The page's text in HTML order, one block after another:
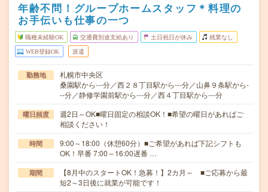
年齢不問！グループホームスタッフ＊料理の
お手伝いも仕事の一つ
職種未経験OK 交通費別途支給あり 土日祝日が休み 残業なし
WEB登録OK 派遣
勤務地
札幌市中央区
桑園駅から---分／西２８丁目駅から---分／山鼻９条駅から-
--分／静修学園前駅から---分／西４丁目駅から---分
曜日頻度
週2日～OK■曜日固定の相談OK！■希望の曜日があればご
相談ください！
時間
9:00～18:00（休憩60分）■ご希望があれば下記シフトも
OK！早番 7:00～16:00遅番 …
期間
【8月中のスタートOK！急募！】2カ月～ ■ご応募から最
短2～3日後に就業が可能です！